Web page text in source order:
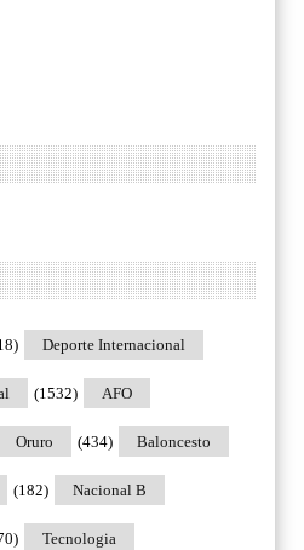
Deporte Internacional
AFO
(1532)
Oruro Baloncesto
(434)
Nacional B
(182)
Tecnologia